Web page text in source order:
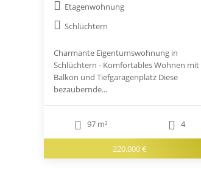
Etagenwohnung
Schlüchtern
Charmante Eigentumswohnung in
Schlüchtern - Komfortables Wohnen mit
Balkon und Tiefgaragenplatz Diese
bezaubernde...
97 m² 4
220.000 €